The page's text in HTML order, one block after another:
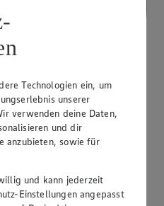
Technologien ein, um
unserer
verwenden deine Daten,
und dir
anzubieten, sowie für
und kann jederzeit
Einstellungen angepasst